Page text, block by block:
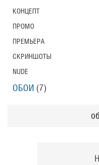
КОНЦЕПТ
ПРОМО
ПРЕМЬЕРА
СКРИНШОТЫ
NUDE
ОБОИ (7)